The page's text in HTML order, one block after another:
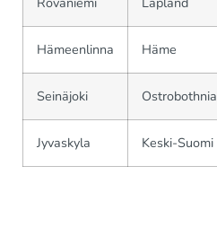
Hämeenlinna Häme
Seinäjoki Ostrobothnia
Jyvaskyla Keski-Suomi